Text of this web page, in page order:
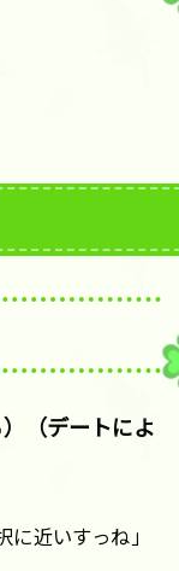
（デートによ
に近いすっね」